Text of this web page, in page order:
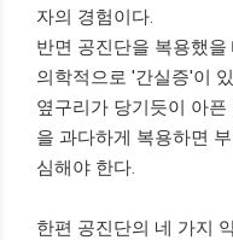
자의 경험이다.
반면 공진단을 복용했
의학적으로 '간실증'이
옆구리가 당기듯이 아
을 과다하게 복용하면
심해야 한다.
한편 공진단의 네 가지